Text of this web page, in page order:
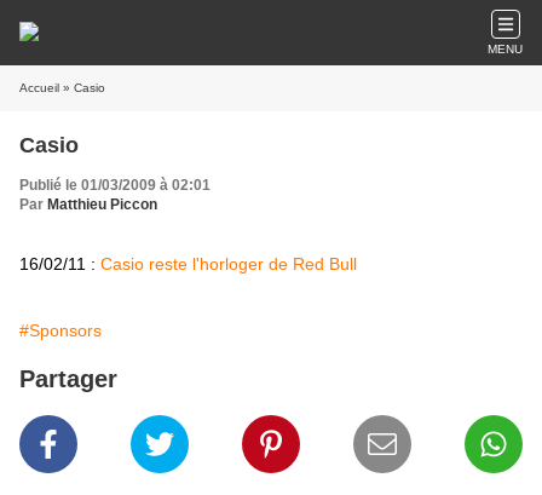
MENU
Accueil » Casio
Casio
Publié le 01/03/2009 à 02:01
Par Matthieu Piccon
16/02/11 : Casio reste l'horloger de Red Bull
#Sponsors
Partager